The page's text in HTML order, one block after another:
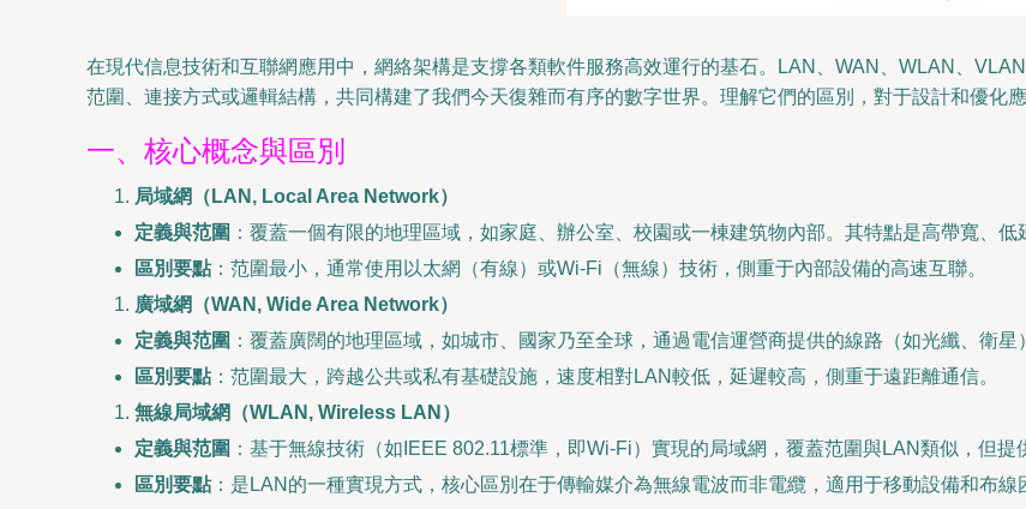
在現代信息技術和互聯網應用中，網絡架構是支撐各類軟件服務高效運行的基石。LAN、WAN、WLAN、
范圍、連接方式或邏輯結構，共同構建了我們今天復雜而有序的數字世界。理解它們的區別，對于設計和優化
一、核心概念與區別
局域網（LAN, Local Area Network）
定義與范圍 ：覆蓋一個有限的地理區域，如家庭、辦公室、校園或一棟建筑物內部。其特點是高帶寬、低
區別要點：范圍最小，通常使用以太網（有線）或Wi-Fi（無線）技術，側重于內部設備的高速互聯。
廣域網（WAN, Wide Area Network）
定義與范圍 ：覆蓋廣闊的地理區域，如城市、國家乃至全球，通過電信運營商提供的線路（如光纖、衛
區別要點：范圍最大，跨越公共或私有基礎設施，速度相對LAN較低，延遲較高，側重于遠距離通信。
無線局域網（WLAN, Wireless LAN）
定義與范圍 ：基于無線技術（如IEEE 802.11標準，即Wi-Fi）實現的局域網，覆蓋范圍與LAN類似，但提
區別要點：是LAN的一種實現方式，核心區別在于傳輸媒介為無線電波而非電纜，適用于移動設備和布線